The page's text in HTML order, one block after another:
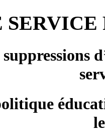
suppressions